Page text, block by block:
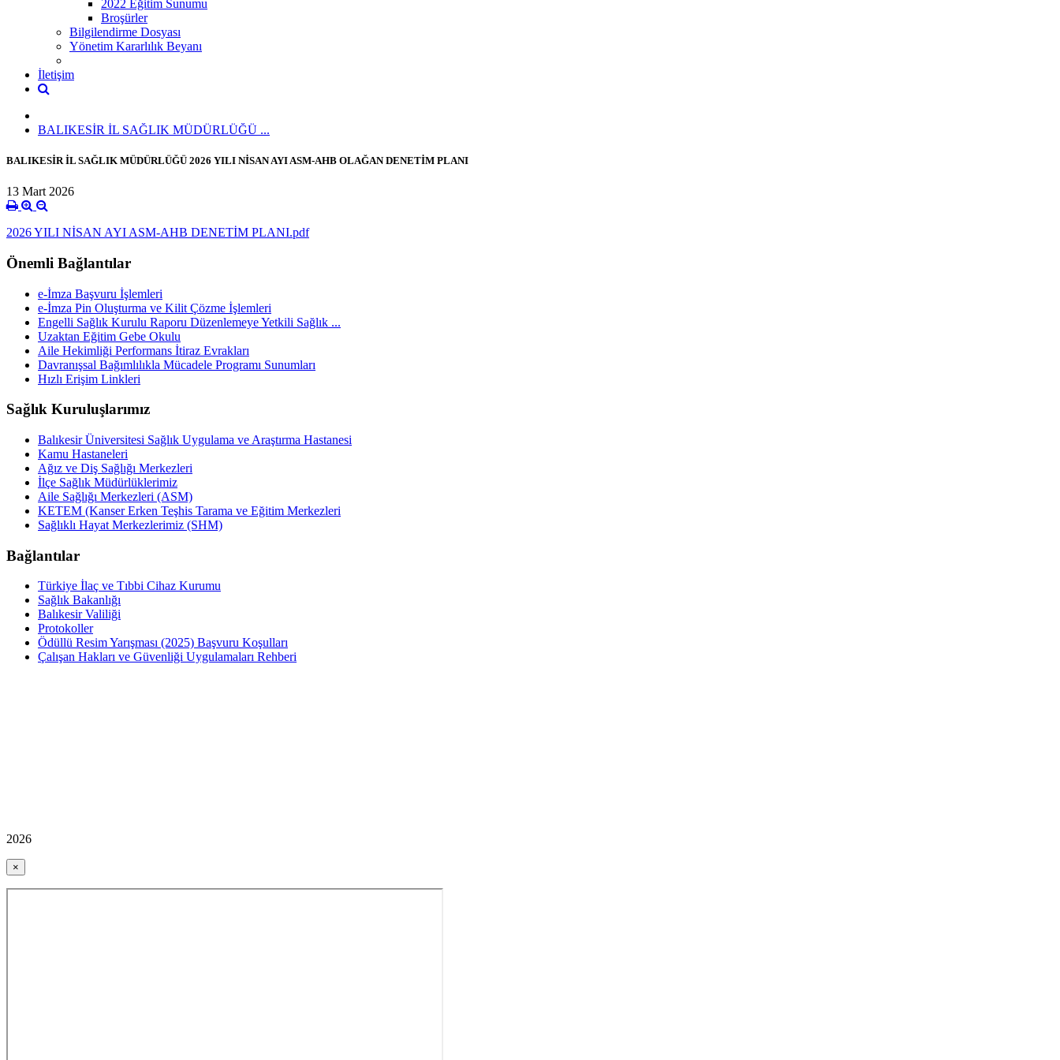
2022 Eğitim Sunumu
Broşürler
Bilgilendirme Dosyası
Yönetim Kararlılık Beyanı
İletişim
BALIKESİR İL SAĞLIK MÜDÜRLÜĞÜ ...
BALIKESİR İL SAĞLIK MÜDÜRLÜĞÜ 2026 YILI NİSAN AYI ASM-AHB OLAĞAN DENETİM PLANI
13 Mart 2026
2026 YILI NİSAN AYI ASM-AHB DENETİM PLANI.pdf
Önemli Bağlantılar
e-İmza Başvuru İşlemleri
e-İmza Pin Oluşturma ve Kilit Çözme İşlemleri
Engelli Sağlık Kurulu Raporu Düzenlemeye Yetkili Sağlık ...
Uzaktan Eğitim Gebe Okulu
Aile Hekimliği Performans İtiraz Evrakları
Davranışsal Bağımlılıkla Mücadele Programı Sunumları
Hızlı Erişim Linkleri
Sağlık Kuruluşlarımız
Balıkesir Üniversitesi Sağlık Uygulama ve Araştırma Hastanesi
Kamu Hastaneleri
Ağız ve Diş Sağlığı Merkezleri
İlçe Sağlık Müdürlüklerimiz
Aile Sağlığı Merkezleri (ASM)
KETEM (Kanser Erken Teşhis Tarama ve Eğitim Merkezleri
Sağlıklı Hayat Merkezlerimiz (SHM)
Bağlantılar
Türkiye İlaç ve Tıbbi Cihaz Kurumu
Sağlık Bakanlığı
Balıkesir Valiliği
Protokoller
Ödüllü Resim Yarışması (2025) Başvuru Koşulları
Çalışan Hakları ve Güvenliği Uygulamaları Rehberi
2026
×